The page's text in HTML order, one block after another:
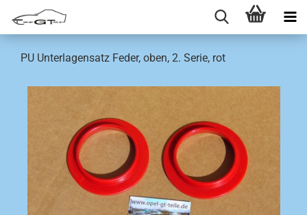
PU Unterlagensatz Feder, oben, 2. Serie, rot